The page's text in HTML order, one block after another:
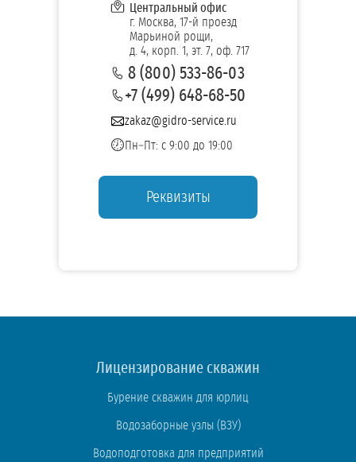
Центральный офис
г. Москва, 17-й проезд
Марьиной рощи,
д. 4, корп. 1, эт. 7, оф. 717
8 (800) 533-86-03
+7 (499) 648-68-50
zakaz@gidro-service.ru
Пн–Пт: с 9:00 до 19:00
Реквизиты
Лицензирование скважин
Бурение скважин для юрлиц
Водозаборные узлы (ВЗУ)
Водоподготовка для предприятий